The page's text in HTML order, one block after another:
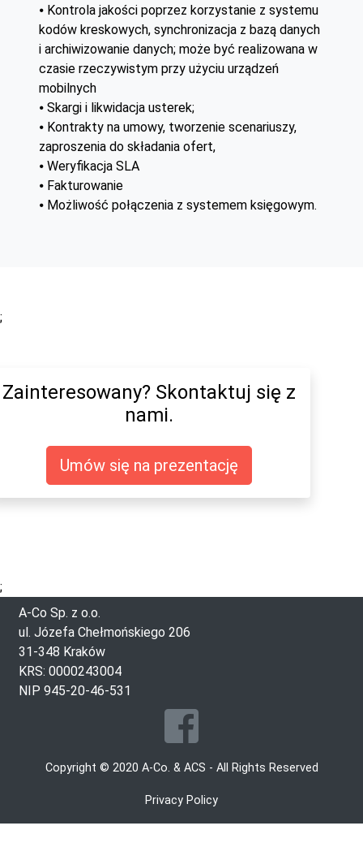
⦁ Kontrola jakości poprzez korzystanie z systemu
kodów kreskowych, synchronizacja z bazą danych
i archiwizowanie danych; może być realizowana w
czasie rzeczywistym przy użyciu urządzeń
mobilnych
⦁ Skargi i likwidacja usterek;
⦁ Kontrakty na umowy, tworzenie scenariuszy,
zaproszenia do składania ofert,
⦁ Weryfikacja SLA
⦁ Fakturowanie
⦁ Możliwość połączenia z systemem księgowym.
;
Zainteresowany? Skontaktuj się z
nami.
Umów się na prezentację
;
A-Co Sp. z o.o.
ul. Józefa Chełmońskiego 206
31-348 Kraków
KRS: 0000243004
NIP 945-20-46-531
Copyright © 2020 A-Co. & ACS - All Rights Reserved
Privacy Policy